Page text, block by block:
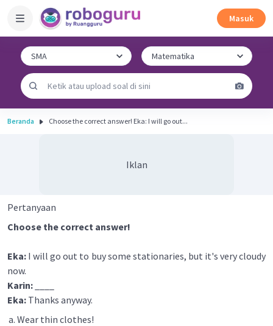
Masuk
Beranda Choose the correct answer! Eka: I will go out...
Iklan
Pertanyaan
Choose the correct answer!
Eka: I will go out to buy some stationaries, but it's very cloudy
now.
Karin:
Eka: Thanks anyway.
Wear thin clothes!